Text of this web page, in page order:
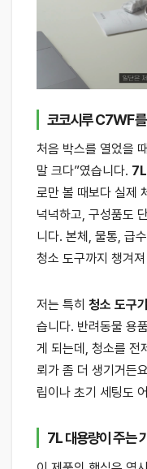
코코시루 C7WF를
처음 박스를 열었을
말 크다”였습니다.
로만 볼 때보다 실제
넉넉하고, 구성품도
니다. 본체, 물통, 급
청소 도구까지 챙겨
저는 특히 청소 도구
습니다. 반려동물 용
게 되는데, 청소를 전
뢰가 좀 더 생기거든
립이나 초기 세팅도
7L 대용량이 주는